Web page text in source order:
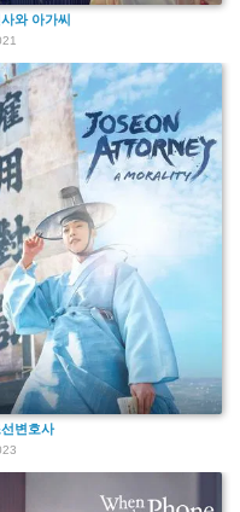
와 아가씨
선변호사